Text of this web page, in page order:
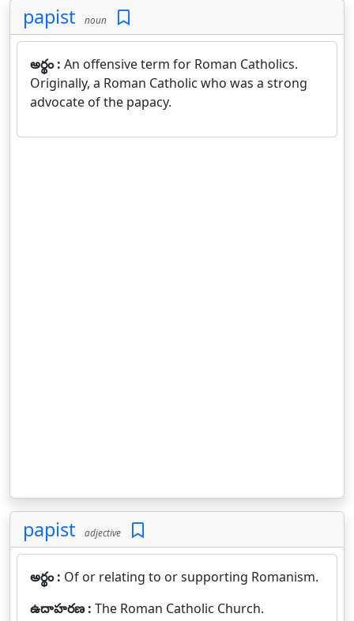
papist noun
అర్థం : An offensive term for Roman Catholics.
Originally, a Roman Catholic who was a strong
advocate of the papacy.
papist adjective
అర్థం : Of or relating to or supporting Romanism.
ఉదాహరణ : The Roman Catholic Church.